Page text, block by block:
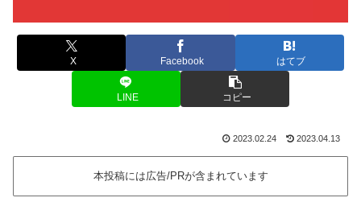
X Facebook はてブ
LINE コピー
2023.02.24 2023.04.13
本投稿には広告/PRが含まれています